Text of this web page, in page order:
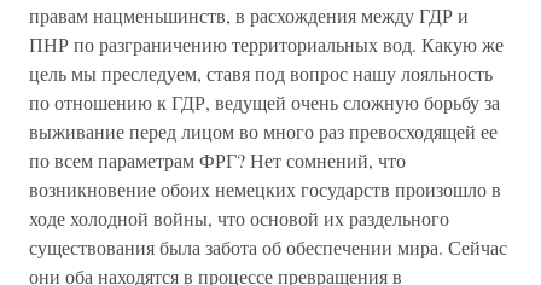
правам нацменьшинств, в расхождения между ГДР и
ПНР по разграничению территориальных вод. Какую же
цель мы преследуем, ставя под вопрос нашу лояльность
по отношению к ГДР, ведущей очень сложную борьбу за
выживание перед лицом во много раз превосходящей ее
по всем параметрам ФРГ? Нет сомнений, что
возникновение обоих немецких государств произошло в
ходе холодной войны, что основой их раздельного
существования была забота об обеспечении мира. Сейчас
они оба находятся в процессе превращения в